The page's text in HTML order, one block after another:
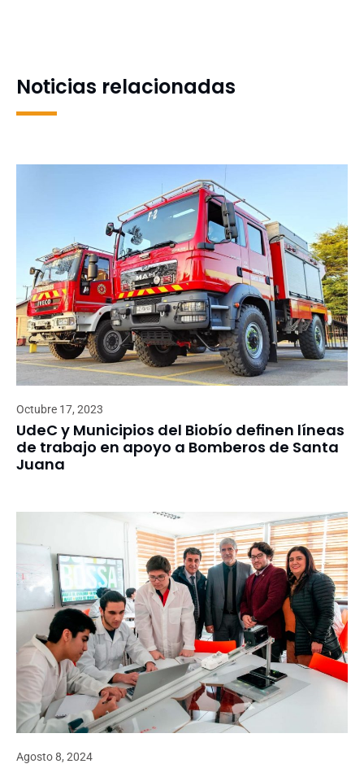
Noticias relacionadas
Octubre 17, 2023
UdeC y Municipios del Biobío definen líneas
de trabajo en apoyo a Bomberos de Santa
Juana
Agosto 8, 2024